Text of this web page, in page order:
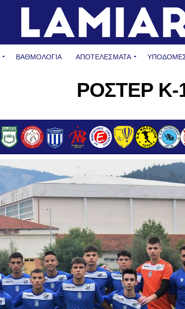
ΒΑΘΜΟΛΟΓΙΑ ΑΠΟΤΕΛΕΣΜΑΤΑ
ΡΟΣΤΕΡ Κ-